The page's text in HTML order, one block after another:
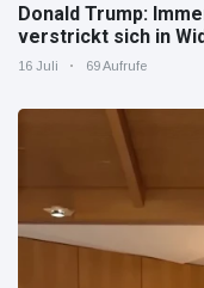
Donald Trump:
verstrickt sich in
16 Juli 69 Aufrufe